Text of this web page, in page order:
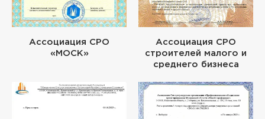
Ассоциация СРО
«МОСК»
Ассоциация СРО
строителей малого и
среднего бизнеса